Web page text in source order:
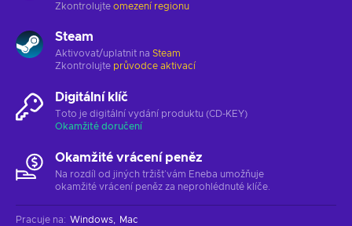
Zkontrolujte omezení regionu
Steam
Aktivovat/uplatnit na Steam
Zkontrolujte průvodce aktivací
Digitální klíč
Toto je digitální vydání produktu (CD-KEY)
Okamžité doručení
Okamžité vrácení peněz
Na rozdíl od jiných tržišť vám Eneba umožňuje
okamžité vrácení peněz za neprohlédnuté klíče.
Pracuje na: Windows Mac